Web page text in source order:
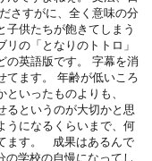
さすがに、全く意味の分
子供たちが飽きてしまう
の「となりのトトロ」
の英語版です。 字幕を消
てます。 年齢が低いころ
いったものよりも、
るというのが大切かと思
うになるくらいまで、何
ます。 成果はあるんで
学校の自慢になってし